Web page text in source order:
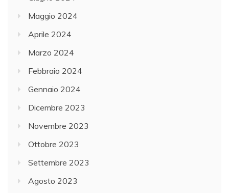
Maggio 2024
Aprile 2024
Marzo 2024
Febbraio 2024
Gennaio 2024
Dicembre 2023
Novembre 2023
Ottobre 2023
Settembre 2023
Agosto 2023